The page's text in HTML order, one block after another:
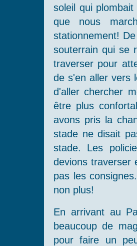
soleil qui
que nous
stationnement!
souterrain qui se
traverser pour
de s'en aller vers
d'aller chercher
être plus
avons pris la
stade ne disait
stade. Les
devions traverser
pas les
non plus!
En arrivant au
beaucoup de
pour faire un